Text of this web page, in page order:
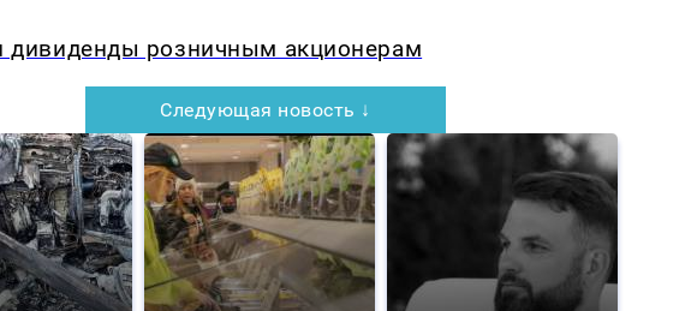
дивиденды розничным акционерам
Следующая новость ↓